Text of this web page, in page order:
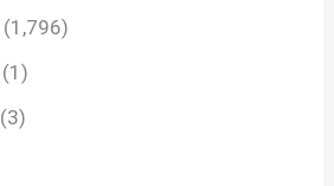
(1,796)
(1)
(3)